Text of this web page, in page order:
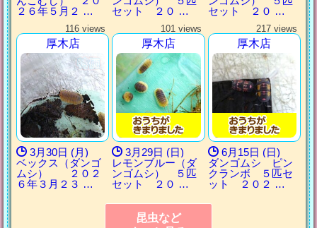
２６年５月２ …
セット ２０ …
セット ２０ …
116 views
厚木店
3月30日 (月)
ベックス（ダンゴ
ムシ） ２０２
６年３月２３ …
101 views
厚木店
3月29日 (日)
レモンブルー（ダ
ンゴムシ） ５匹
セット ２０ …
217 views
厚木店
6月15日 (日)
ダンゴムシ ピン
クランボ ５匹セ
ット ２０２ …
昆虫など